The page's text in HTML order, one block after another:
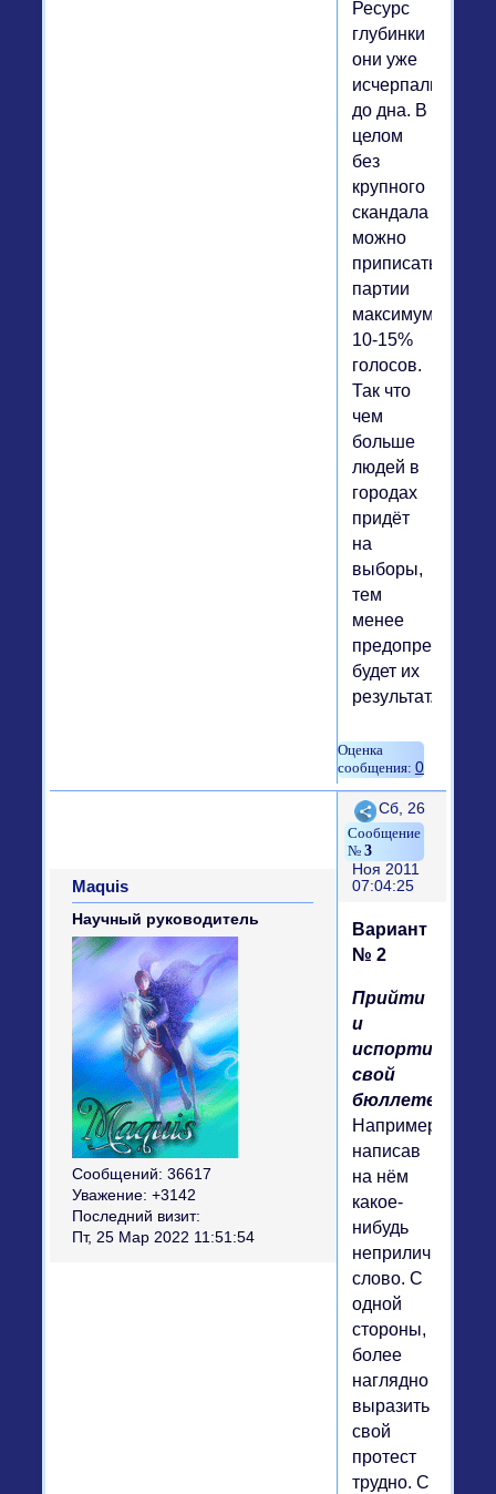
Ресурс
глубинки
они уже
исчерпали
до дна. В
целом
без
крупного
скандала
можно
приписать
партии
максимум
10-15%
голосов.
Так что
чем
больше
людей в
городах
придёт
на
выборы,
тем
менее
будет их
результат.
0
Поделиться
3
Сб, 26
Ноя 2011
07:04:25
Maquis
Научный руководитель
Сообщений: 36617
Уважение: +3142
Последний визит:
Пт, 25 Мар 2022 11:51:54
Вариант
№ 2
Прийти
и
испортить
свой
бюллетень.
Например,
написав
на нём
какое-
нибудь
неприличное
слово. С
одной
стороны,
более
наглядно
выразить
свой
протест
трудно. С